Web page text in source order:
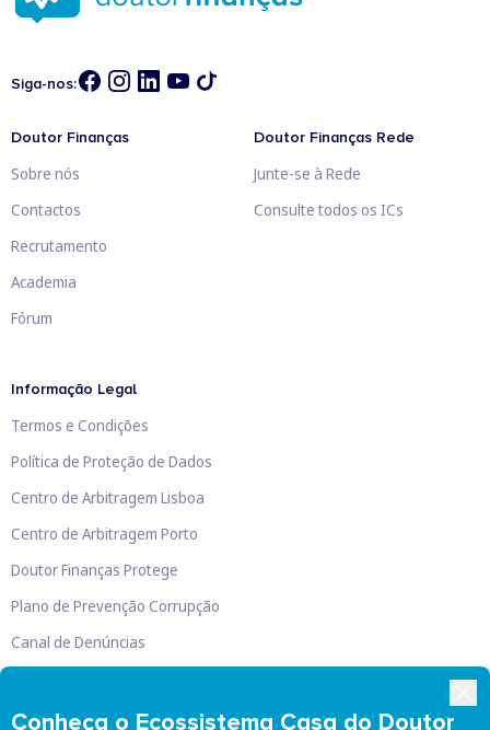
Conheça o Ecossistema Casa do Doutor
Siga-nos:
Doutor Finanças
Sobre nós
Contactos
Recrutamento
Academia
Fórum
Doutor Finanças Rede
Junte-se à Rede
Consulte todos os ICs
Informação Legal
Termos e Condições
Política de Proteção de Dados
Centro de Arbitragem Lisboa
Centro de Arbitragem Porto
Doutor Finanças Protege
Plano de Prevenção Corrupção
Canal de Denúncias